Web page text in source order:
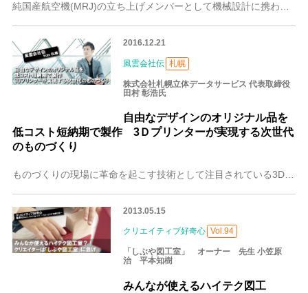
純国産航空機(MRJ)の立ち上げメンバーとして機械設計に携わるキャリアを持つ大瀧達生(おおたき たつお)代表取締役は、CAD技術と3Dプリンター、AI(人工知能
2016.12.21
風雲会社伝 札幌
株式会社札幌立体データサービス 代表取締役
田村 彰浩氏
自由なデザインのオリジナル品を
低コスト短納期で製作 3Ｄプリンターが実現する次世代
のものづくり
ものづくりの現場に革命を起こす技術として注目されている3Dプリンター。株式会社札幌立体データサービスは3Dプリンティングに必要な3Dデータの作成代行や、3Dデー
2013.05.15
クリエイティブ好奇心 Vol.94
「しぶや図工室」 オーナー 先生 小笠原
治 平本知樹
みんなが使えるハイテク図工